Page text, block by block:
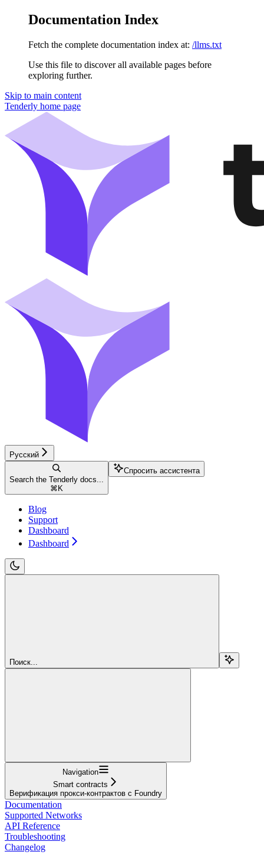
Documentation Index
Fetch the complete documentation index at: /llms.txt
Use this file to discover all available pages before
exploring further.
Skip to main content
Tenderly home page
Русский
Search the Tenderly docs...
⌘ K
Спросить ассистента
Blog
Support
Dashboard
Dashboard
Поиск...
Navigation
Smart contracts
Верификация прокси-контрактов с Foundry
Documentation
Supported Networks
API Reference
Troubleshooting
Changelog